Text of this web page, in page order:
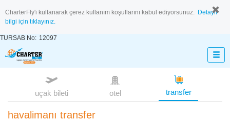
CharterFly'i kullanarak çerez kullanım koşullarını kabul ediyorsunuz. Detaylı
bilgi için tıklayınız.
TURSAB No: 12097
uçak bileti otel transfer
havalimanı transfer